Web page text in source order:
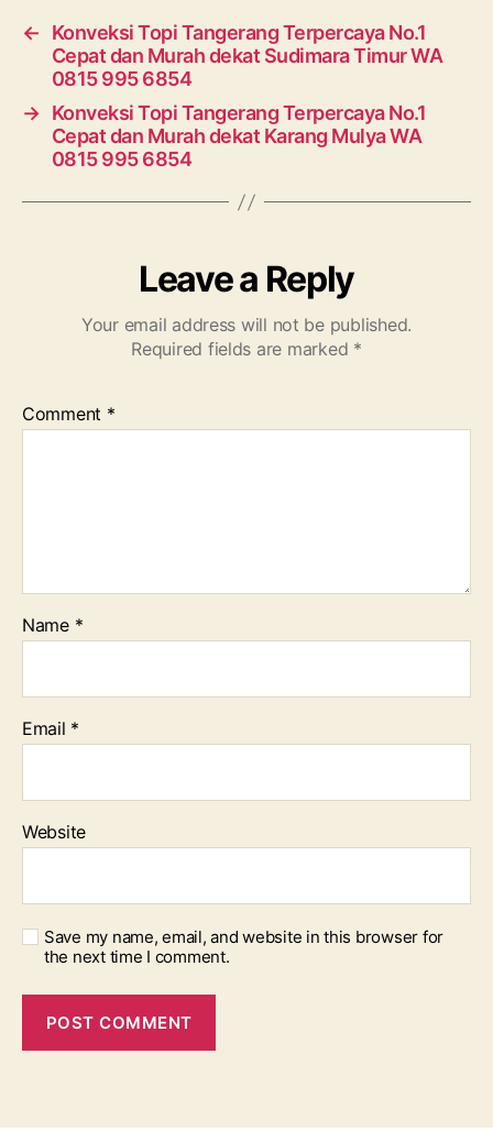
←
Konveksi Topi Tangerang Terpercaya No.1
Cepat dan Murah dekat Sudimara Timur WA
0815 995 6854
→ Konveksi Topi Tangerang Terpercaya No.1
Cepat dan Murah dekat Karang Mulya WA
0815 995 6854
Leave a Reply
Your email address will not be published.
Required fields are marked *
Comment *
Name *
Email *
Website
Save my name, email, and website in this browser for
the next time I comment.